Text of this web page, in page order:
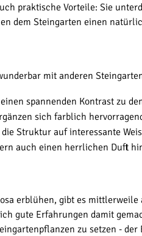
praktische Vorteile: Sie
dem Steingarten einen
mit anderen
spannenden Kontrast zu
sich farblich
Struktur auf interessante
auch einen herrlichen Duft
erblühen, gibt es
gute Erfahrungen damit
zu setzen -